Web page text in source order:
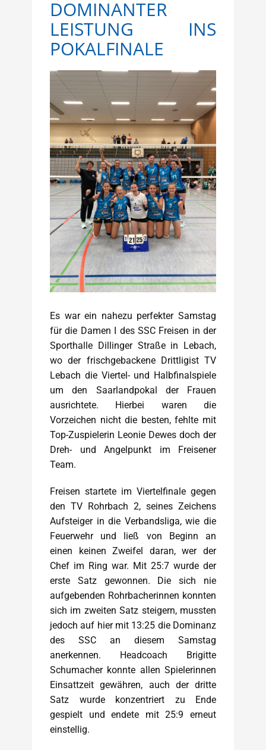
DOMINANTER
LEISTUNG INS
POKALFINALE
Es war ein nahezu perfekter Samstag
für die Damen I des SSC Freisen in der
Sporthalle Dillinger Straße in Lebach,
wo der frischgebackene Drittligist TV
Lebach die Viertel- und Halbfinalspiele
um den Saarlandpokal der Frauen
ausrichtete. Hierbei waren die
Vorzeichen nicht die besten, fehlte mit
Top-Zuspielerin Leonie Dewes doch der
Dreh- und Angelpunkt im Freisener
Team.
Freisen startete im Viertelfinale gegen
den TV Rohrbach 2, seines Zeichens
Aufsteiger in die Verbandsliga, wie die
Feuerwehr und ließ von Beginn an
einen keinen Zweifel daran, wer der
Chef im Ring war. Mit 25:7 wurde der
erste Satz gewonnen. Die sich nie
aufgebenden Rohrbacherinnen konnten
sich im zweiten Satz steigern, mussten
jedoch auf hier mit 13:25 die Dominanz
des SSC an diesem Samstag
anerkennen. Headcoach Brigitte
Schumacher konnte allen Spielerinnen
Einsattzeit gewähren, auch der dritte
Satz wurde konzentriert zu Ende
gespielt und endete mit 25:9 erneut
einstellig.